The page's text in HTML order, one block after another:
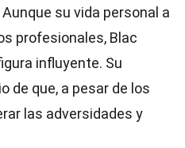
su vida personal a
profesionales, Blac
influyente. Su
de que, a pesar de los
las adversidades y